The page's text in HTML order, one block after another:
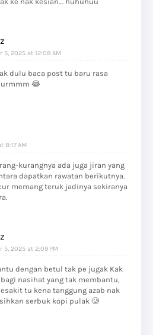
5, 2025 at 12:08 AM
dulu baca post tu baru rasa
😂
8:17 AM
kurangnya ada juga jiran yang
dapatkan rawatan berikutnya.
memang teruk jadinya sekiranya
5, 2025 at 2:09 PM
dengan betul tak pe jugak Kak
bagi nasihat yang tak membantu,
tu kena tanggung azab nak
serbuk kopi pulak 🥲